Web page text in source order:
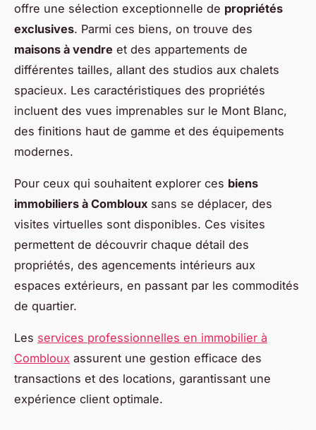
offre une sélection exceptionnelle de propriétés
exclusives. Parmi ces biens, on trouve des
maisons à vendre et des appartements de
différentes tailles, allant des studios aux chalets
spacieux. Les caractéristiques des propriétés
incluent des vues imprenables sur le Mont Blanc,
des finitions haut de gamme et des équipements
modernes.
Pour ceux qui souhaitent explorer ces biens
immobiliers à Combloux sans se déplacer, des
visites virtuelles sont disponibles. Ces visites
permettent de découvrir chaque détail des
propriétés, des agencements intérieurs aux
espaces extérieurs, en passant par les commodités
de quartier.
Les services professionnelles en immobilier à
Combloux assurent une gestion efficace des
transactions et des locations, garantissant une
expérience client optimale.